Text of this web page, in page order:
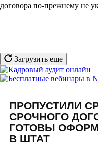
договора по-прежнему не
Загрузить еще
ПРОПУСТИЛИ
СРОЧНОГО
ГОТОВЫ
В ШТАТ